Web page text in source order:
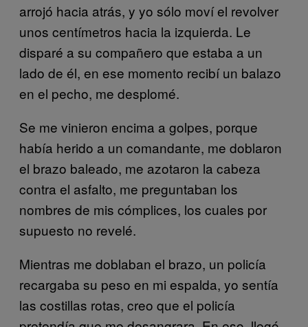
arrojó hacia atrás, y yo sólo moví el revolver
unos centímetros hacia la izquierda. Le
disparé a su compañero que estaba a un
lado de él, en ese momento recibí un balazo
en el pecho, me desplomé.
Se me vinieron encima a golpes, porque
había herido a un comandante, me doblaron
el brazo baleado, me azotaron la cabeza
contra el asfalto, me preguntaban los
nombres de mis cómplices, los cuales por
supuesto no revelé.
Mientras me doblaban el brazo, un policía
recargaba su peso en mi espalda, yo sentía
las costillas rotas, creo que el policía